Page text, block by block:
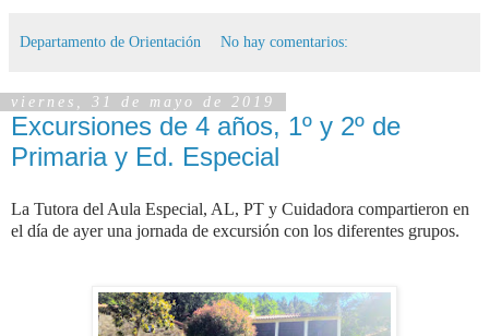
Departamento de Orientación No hay comentarios:
viernes, 31 de mayo de 2019
Excursiones de 4 años, 1º y 2º de
Primaria y Ed. Especial
La Tutora del Aula Especial, AL, PT y Cuidadora compartieron en
el día de ayer una jornada de excursión con los diferentes grupos.